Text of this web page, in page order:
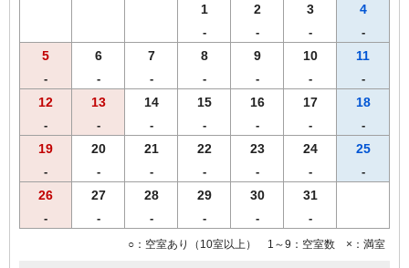
・ホテル前より無料シャトルバスをご利用いただけます。
10：20・13：20・15：20・17：50・19：20・20：00・21：20
ひだまりの湯出発
13：00・15：00・17：30・19：00・19：40・21：00
・ひだまりの湯ホームページは下記になります。
https://hidamarinoyu.jimdofree.com/
【客室のご案内】
・全室Ｗi－Ｆi無料接続＆加湿空気清浄機＆枕元にＵＳＢコンセント
1
-
2
-
3
-
4
-
5
-
6
-
7
-
8
-
9
-
10
-
11
-
12
-
13
-
14
-
15
-
16
-
17
-
18
-
19
-
20
-
21
-
22
-
23
-
24
-
25
-
26
-
27
-
28
-
29
-
30
-
31
-
○：空室あり（10室以上） 1～9：空室数 ×：満室